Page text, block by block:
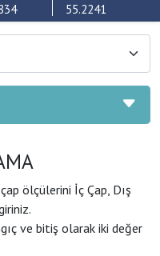
55.2241
ölçülerini İç Çap, Dış
ve bitiş olarak iki değer